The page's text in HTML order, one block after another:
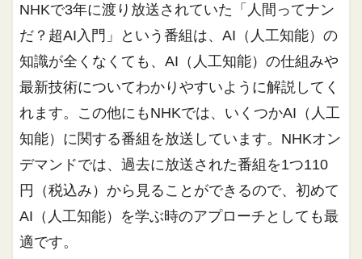
NHKで3年に渡り放送されていた「人間ってナン
だ？超AI入門」という番組は、AI（人工知能）の
知識が全くなくても、AI（人工知能）の仕組みや
最新技術についてわかりやすいように解説してく
れます。この他にもNHKでは、いくつかAI（人工
知能）に関する番組を放送しています。NHKオン
デマンドでは、過去に放送された番組を1つ110
円（税込み）から見ることができるので、初めて
AI（人工知能）を学ぶ時のアプローチとしても最
適です。